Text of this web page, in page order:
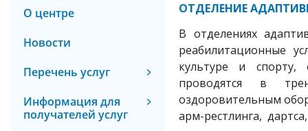
О центре
Новости
Перечень услуг
Информация для
получателей услуг
ОТДЕЛЕНИЕ
В отделениях
реабилитационные
культуре и спорту,
проводятся в
оздоровительным
арм-рестлинга,